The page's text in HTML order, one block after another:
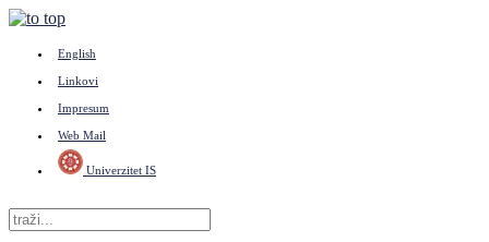
English
Linkovi
Impresum
Web Mail
Univerzitet IS